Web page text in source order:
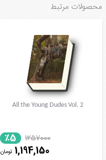
محصولات مرتبط
All the Young Dudes Vol. 2
1257000
٪5
1,194,150 تومان